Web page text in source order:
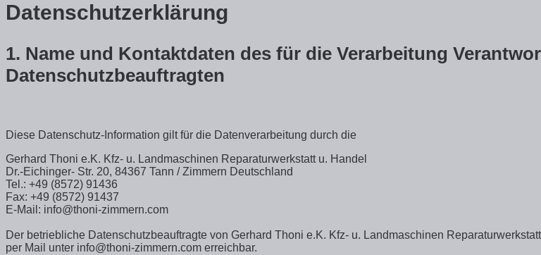
Datenschutzerklärung
1. Name und Kontaktdaten des für die Verarbeitung
Datenschutzbeauftragten
Diese Datenschutz-Information gilt für die Datenverarbeitung durch die
Gerhard Thoni e.K. Kfz- u. Landmaschinen Reparaturwerkstatt u. Handel
Dr.-Eichinger- Str. 20, 84367 Tann / Zimmern Deutschland
Tel.: +49 (8572) 91436
Fax: +49 (8572) 91437
E-Mail: info@thoni-zimmern.com
Der betriebliche Datenschutzbeauftragte von Gerhard Thoni e.K. Kfz- u. Landmaschinen
per Mail unter info@thoni-zimmern.com erreichbar.